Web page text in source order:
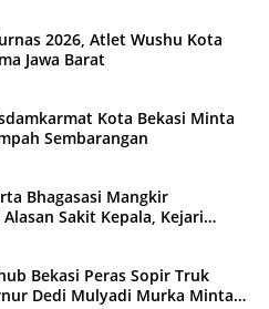
2026, Atlet Wushu Kota
Jawa Barat
Kota Bekasi Minta
Sembarangan
Bhagasasi Mangkir
Sakit Kepala, Kejari
Bekasi Peras Sopir Truk
Dedi Mulyadi Murka Minta